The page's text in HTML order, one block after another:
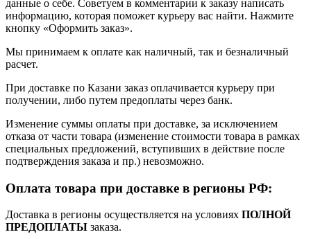
данные о себе. Советуем в комментарии к заказу написать
информацию, которая поможет курьеру вас найти. Нажмите
кнопку «Оформить заказ».
Мы принимаем к оплате как наличный, так и безналичный
расчет.
При доставке по Казани заказ оплачивается курьеру при
получении, либо путем предоплаты через банк.
Изменение суммы оплаты при доставке, за исключением
отказа от части товара (изменение стоимости товара в рамках
специальных предложений, вступивших в действие после
подтверждения заказа и пр.) невозможно.
Оплата товара при доставке в регионы РФ:
Доставка в регионы осуществляется на условиях ПОЛНОЙ
ПРЕДОПЛАТЫ заказа.